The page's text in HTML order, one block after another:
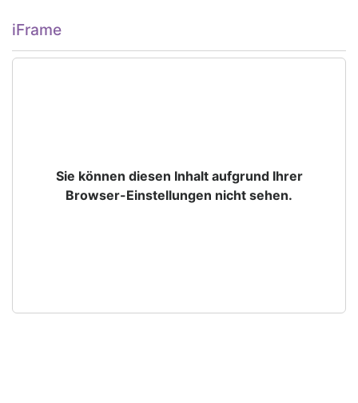
iFrame
Sie können diesen Inhalt aufgrund Ihrer
Browser-Einstellungen nicht sehen.